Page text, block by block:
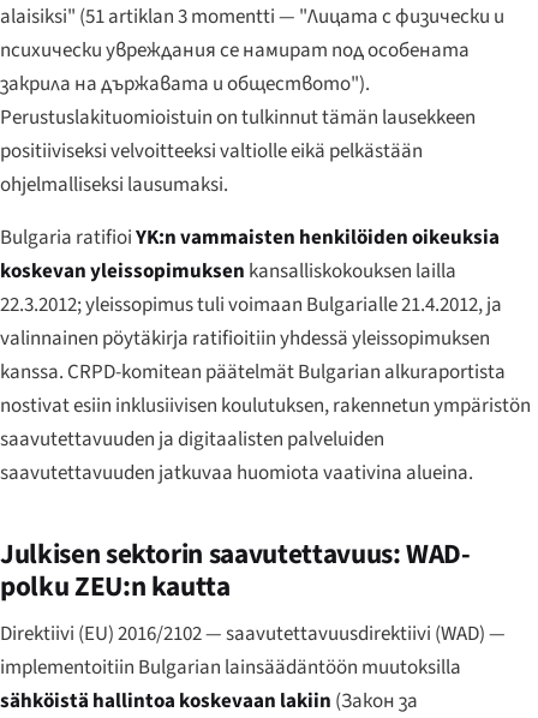
alaisiksi" (51 artiklan 3 momentti — "Лицата с физически и
психически увреждания се намират под особената
закрила на държавата и обществото").
Perustuslakituomioistuin on tulkinnut tämän lausekkeen
positiiviseksi velvoitteeksi valtiolle eikä pelkästään
ohjelmalliseksi lausumaksi.
Bulgaria ratifioiYK:n vammaisten henkilöiden oikeuksia
koskevan yleissopimuksen kansalliskokouksen lailla
22.3.2012; yleissopimus tuli voimaan Bulgarialle 21.4.2012, ja
valinnainen pöytäkirja ratifioitiin yhdessä yleissopimuksen
kanssa. CRPD-komitean päätelmät Bulgarian alkuraportista
nostivat esiin inklusiivisen koulutuksen, rakennetun ympäristön
saavutettavuuden ja digitaalisten palveluiden
saavutettavuuden jatkuvaa huomiota vaativina alueina.
Julkisen sektorin saavutettavuus: WAD-
polku ZEU:n kautta
Direktiivi (EU) 2016/2102 — saavutettavuusdirektiivi (WAD) —
implementoitiin Bulgarian lainsäädäntöön muutoksilla
sähköistä hallintoa koskevaan lakiin (Закон за